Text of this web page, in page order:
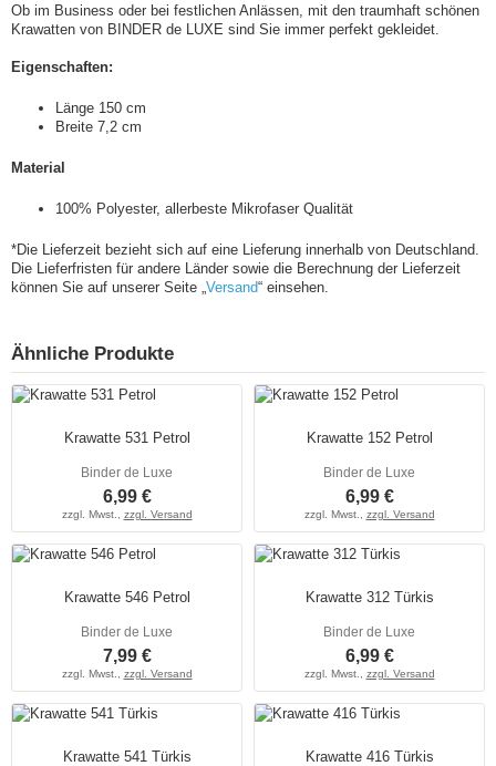
Ob im Business oder bei festlichen Anlässen, mit den traumhaft schönen
Krawatten von BINDER de LUXE sind Sie immer perfekt gekleidet.
Eigenschaften:
Länge 150 cm
Breite 7,2 cm
Material
100% Polyester, allerbeste Mikrofaser Qualität
*Die Lieferzeit bezieht sich auf eine Lieferung innerhalb von Deutschland.
Die Lieferfristen für andere Länder sowie die Berechnung der Lieferzeit
können Sie auf unserer Seite „Versand“ einsehen.
Ähnliche Produkte
Krawatte 531 Petrol
Binder de Luxe
6,99 €
zzgl. Mwst., zzgl. Versand
Krawatte 152 Petrol
Binder de Luxe
6,99 €
zzgl. Mwst., zzgl. Versand
Krawatte 546 Petrol
Binder de Luxe
7,99 €
zzgl. Mwst., zzgl. Versand
Krawatte 312 Türkis
Binder de Luxe
6,99 €
zzgl. Mwst., zzgl. Versand
Krawatte 541 Türkis Krawatte 416 Türkis